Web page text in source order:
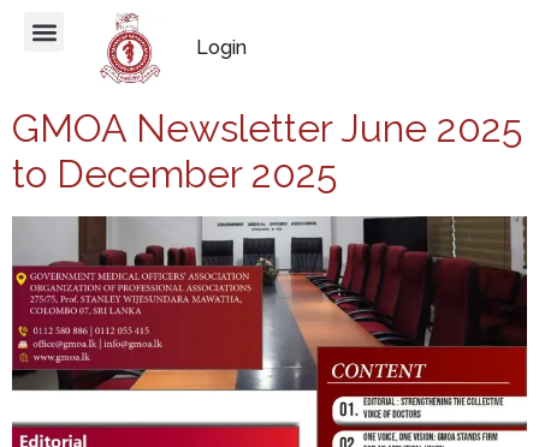
Login
GMOA Newsletter June 2025
to December 2025